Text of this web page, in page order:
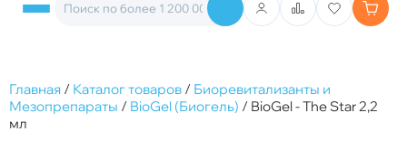
Главная / Каталог товаров / Биоревитализанты и
Мезопрепараты / BioGel (Биогель) / BioGel - The Star 2,2
мл